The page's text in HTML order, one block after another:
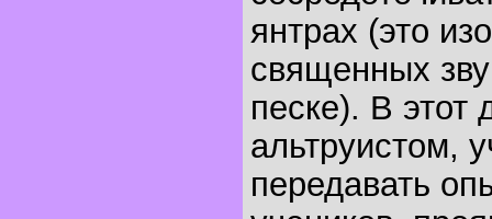
янтрах (это
священных
песке). В этот
альтруистом,
передавать